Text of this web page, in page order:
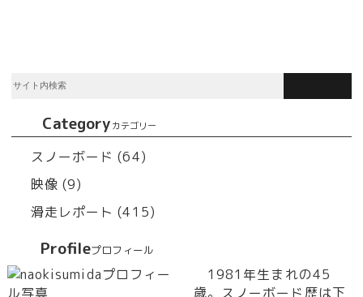
Categoryカテゴリー
スノーボード (64)
映像 (9)
滑走レポート (415)
Profileプロフィール
1981年生まれの45
歳。スノーボード歴は下